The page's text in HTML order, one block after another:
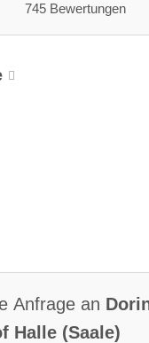
745 Bewertungen
Anfrage an
Halle (Saale)